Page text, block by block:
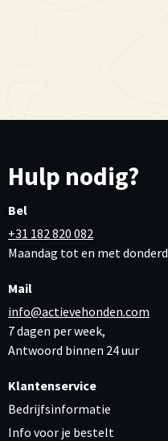
Hulp nodig?
Bel
+31 182 820 082
Maandag tot en met
Mail
info@actievehonden.com
7 dagen per week,
Antwoord binnen 24 uur
Klantenservice
Bedrijfsinformatie
Info voor je bestelt